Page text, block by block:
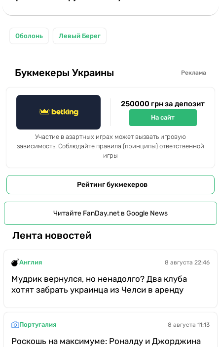
Оболонь Левый Берег
Букмекеры Украины Реклама
250000 грн за депозит
На сайт
Участие в азартных играх может вызвать игровую
зависимость. Соблюдайте правила (принципы) ответственной
игры
Рейтинг букмекеров
Читайте FanDay.net в Google News
Лента новостей
Англия 8 августа 22:46
Мудрик вернулся, но ненадолго? Два клуба
хотят забрать украинца из Челси в аренду
Португалия 8 августа 11:13
Роскошь на максимуме: Роналду и Джорджина